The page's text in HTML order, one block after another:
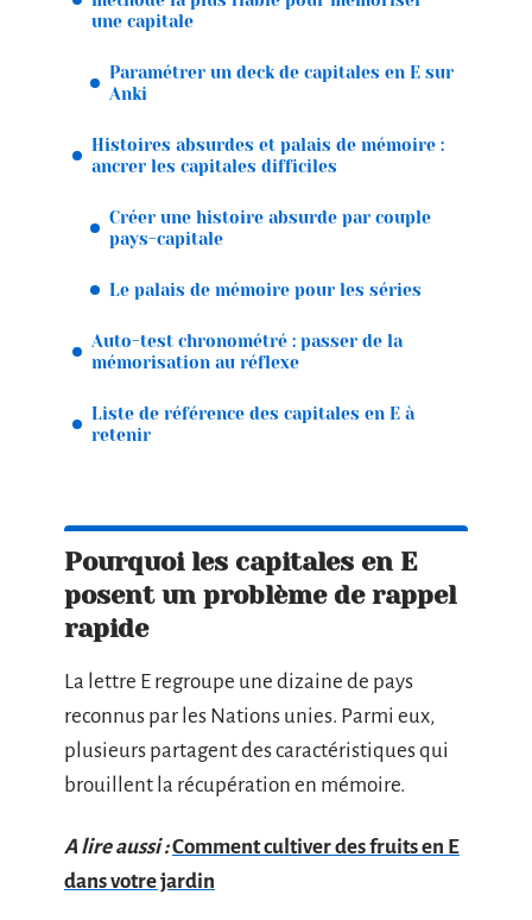
une capitale
Paramétrer un deck de capitales en E sur
Anki
Histoires absurdes et palais de mémoire :
ancrer les capitales difficiles
Créer une histoire absurde par couple
pays-capitale
Le palais de mémoire pour les séries
Auto-test chronométré : passer de la
mémorisation au réflexe
Liste de référence des capitales en E à
retenir
Pourquoi les capitales en E
posent un problème de rappel
rapide
La lettre E regroupe une dizaine de pays
reconnus par les Nations unies. Parmi eux,
plusieurs partagent des caractéristiques qui
brouillent la récupération en mémoire.
A lire aussi :Comment cultiver des fruits en E
dans votre jardin